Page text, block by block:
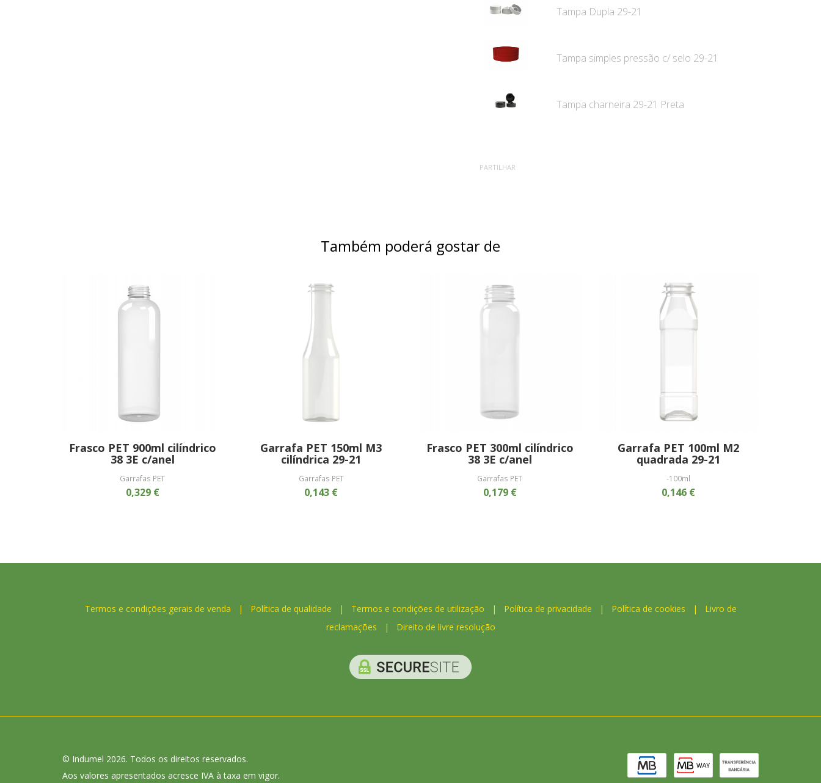
Tampa Dupla 29-21
Tampa simples pressão c/ selo 29-21
Tampa charneira 29-21 Preta
PARTILHAR
Também poderá gostar de
Frasco PET 900ml cilíndrico
38 3E c/anel
Garrafas PET
0,329 €
Garrafa PET 150ml M3
cilíndrica 29-21
Garrafas PET
0,143 €
Frasco PET 300ml cilíndrico
38 3E c/anel
Garrafas PET
0,179 €
Garrafa PET 100ml M2
quadrada 29-21
-100ml
0,146 €
Termos e condições gerais de venda | Política de qualidade | Termos e condições de utilização | Política de privacidade | Política de cookies | Livro de
reclamações | Direito de livre resolução
© Indumel 2026. Todos os direitos reservados.
Aos valores apresentados acresce IVA à taxa em vigor.